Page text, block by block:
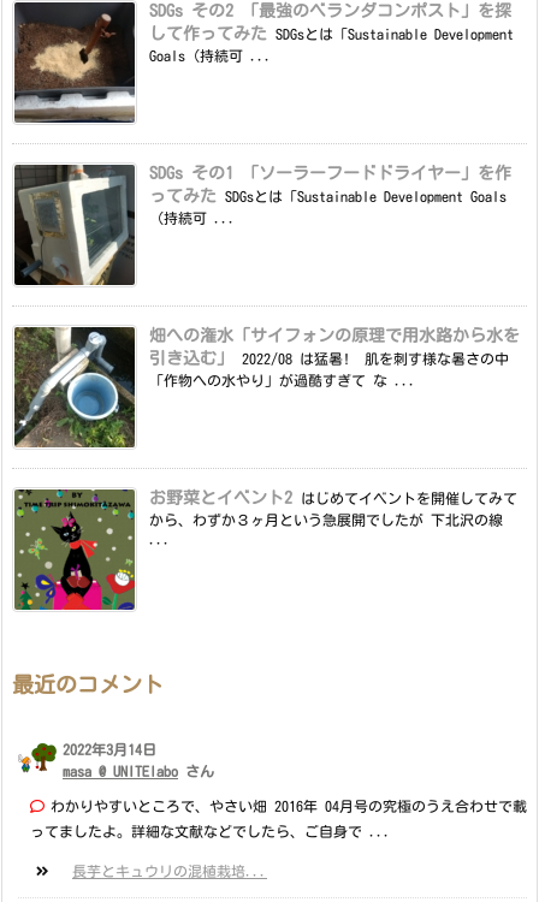
SDGs その2 「最強のベランダコンポスト」を探
して作ってみた
SDGsとは「Sustainable Development
Goals（持続可 ...
SDGs その1 「ソーラーフードドライヤー」を作
ってみた
SDGsとは「Sustainable Development Goals
（持続可 ...
畑への潅水「サイフォンの原理で用水路から水を
引き込む」
2022/08 は猛暑! 肌を刺す様な暑さの中
「作物への水やり」が過酷すぎて な ...
お野菜とイベント2
はじめてイベントを開催してみて
から、わずか３ヶ月という急展開でしたが 下北沢の線
最近のコメント
2022年3月14日
masa @ UNITElabo さん
わかりやすいところで、やさい畑 2016年 04月号の究極のうえ合わせで載
ってましたよ。詳細な文献などでしたら、ご自身で ...
長芋とキュウリの混植栽培...